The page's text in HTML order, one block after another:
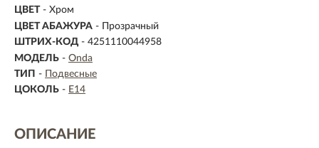
ЦВЕТ - Хром
ЦВЕТ АБАЖУРА - Прозрачный
ШТРИХ-КОД - 4251110044958
МОДЕЛЬ - Onda
ТИП -
Подвесные
ЦОКОЛЬ - E14
ОПИСАНИЕ